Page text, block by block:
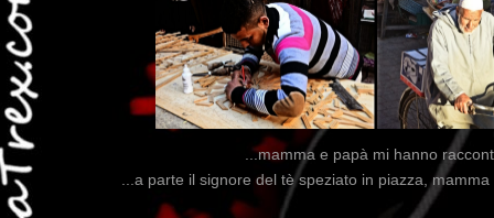
...mamma e papà mi hanno
...a parte il signore del tè speziato in piazza,